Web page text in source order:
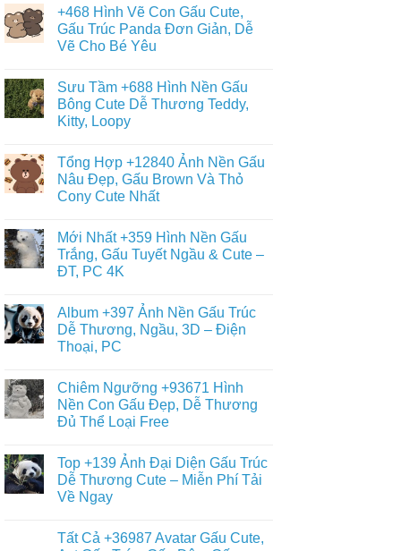
Gấu
Đẹp,
Đáng
Yêu
–
Thể
Loại
Gấu
bình
luận
ở
Album
Tô
Màu
Con
Gấu
Đáng
Miễn
Phí
Cho
+468 Hình Vẽ Con Gấu Cute,
Gấu Trúc Panda Đơn Giản, Dễ
Vẽ Cho Bé Yêu
bình
luận
ở
+468
Con
Gấu
Cute,
Gấu
Trúc
Giản,
Dễ
Vẽ
Cho
Sưu Tầm +688 Hình Nền Gấu
Bông Cute Dễ Thương Teddy,
Kitty, Loopy
bình
luận
ở
Sưu
Hình
Nền
Gấu
Bông
Cute
Teddy,
Kitty,
Loopy
Tổng Hợp +12840 Ảnh Nền Gấu
Nâu Đẹp, Gấu Brown Và Thỏ
Cony Cute Nhất
bình
luận
ở
Tổng
Ảnh
Nền
Gấu
Nâu
Đẹp,
Và
Thỏ
Cony
Cute
Mới Nhất +359 Hình Nền Gấu
Trắng, Gấu Tuyết Ngầu & Cute –
ĐT, PC 4K
bình
luận
ở
Mới
Hình
Nền
Gấu
Trắng,
Gấu
Cute
–
ĐT,
Album +397 Ảnh Nền Gấu Trúc
Dễ Thương, Ngầu, 3D – Điện
Thoại, PC
bình
luận
ở
Album
Nền
Gấu
Trúc
Dễ
Thương,
Chiêm Ngưỡng +93671 Hình
Nền Con Gấu Đẹp, Dễ Thương
Đủ Thể Loại Free
bình
luận
ở
Chiêm
Hình
Nền
Top +139 Ảnh Đại Diện Gấu Trúc
Dễ Thương Cute – Miễn Phí Tải
Về Ngay
bình
Tất Cả +36987 Avatar Gấu Cute,